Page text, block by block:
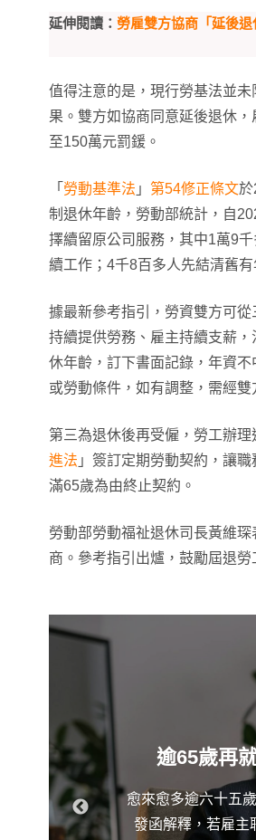
延伸閱讀： 勞雇雙方協商「延後
值得注意的是，現行勞基法並
果。雙方如協商同意延後退休
至150萬元罰鍰。
「 勞動基準法 」 第54修正條文於
制退休年齡，勞動部統計，自
擇續留原公司服務，其中1萬9
續工作；4千8百多人先結清舊
據最新參考指引，勞資雙方可
持續提供勞務、雇主持續支薪
休年齡，訂下書面記錄，年資
或勞動條件，如有調整，需經雙
第三為退休後再受僱，勞工辦
進法 」簽訂定期勞動契約，讓
滿65歲為由終止契約。
勞動部勞動福祉退休司長黃維
商。參考指引出爐，鼓勵屆退
逾65歲再
愈來愈多逾六十五
發函解釋，若雇主